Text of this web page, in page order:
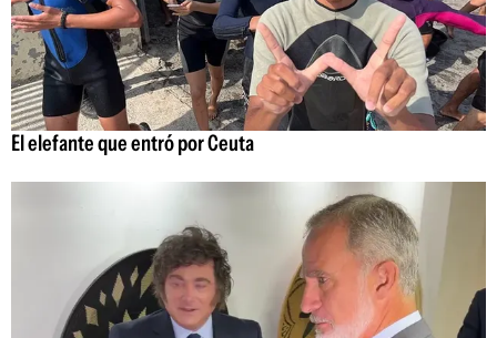
El elefante que entró por Ceuta